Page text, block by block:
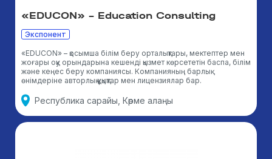
«EDUCON» – Education Consulting
Экспонент
«EDUCON» – қосымша білім беру орталықтары, мектептер мен
жоғары оқу орындарына кешенді қызмет көрсететін баспа, білім
және кеңес беру компаниясы. Компанияның барлық
өнімдеріне авторлық құқықтар мен лицензиялар бар.
Республика сарайы, Көрме алаңы